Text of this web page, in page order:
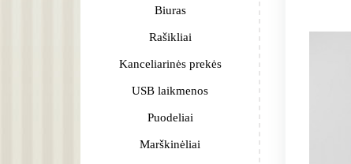
Biuras
Rašikliai
Kanceliarinės prekės
USB laikmenos
Puodeliai
Marškinėliai